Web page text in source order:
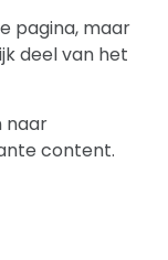
pagina, maar
deel van het
naar
content.